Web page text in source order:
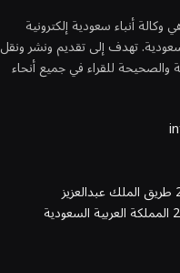
وكالة أنباء سعودية إلكترونية
تهدف إلى تقديم ونشر ونقل
والصحيحة للقراء في جميع أنحاء